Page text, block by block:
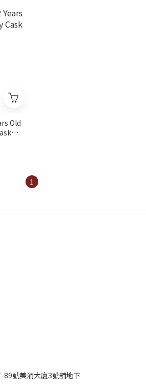
Old
1
89號美涌大廈3號舖地下